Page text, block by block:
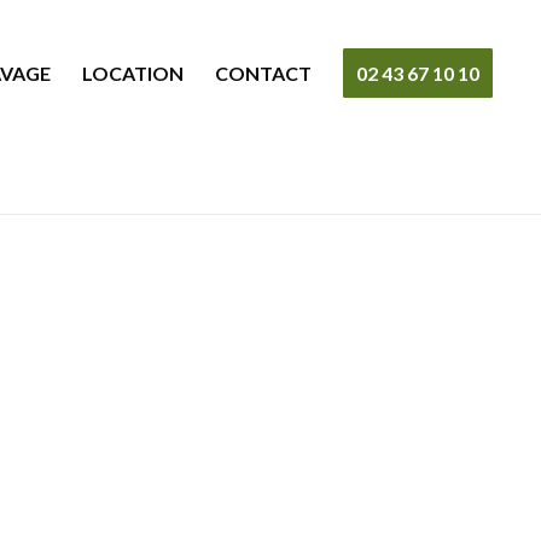
LOCATION CONTACT 02 43 67 10 10